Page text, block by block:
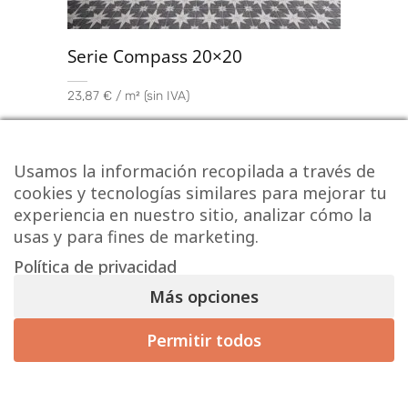
Serie Compass 20×20
23,87 € / m² (sin IVA)
28,88€/ m2
Usamos la información recopilada a través de
cookies y tecnologías similares para mejorar tu
experiencia en nuestro sitio, analizar cómo la
usas y para fines de marketing.
Política de privacidad
Más opciones
Permitir todos